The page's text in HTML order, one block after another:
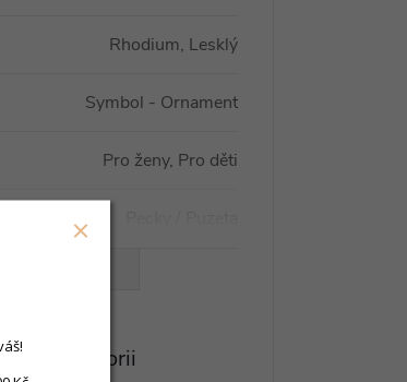
Rhodium, Lesklý
Symbol - Ornament
Pro ženy, Pro děti
této kategorii